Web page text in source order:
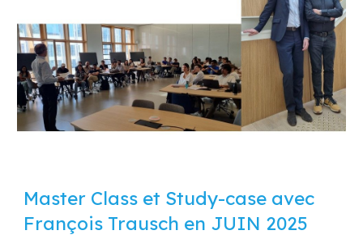
Master Class et Study-case avec
François Trausch en JUIN 2025